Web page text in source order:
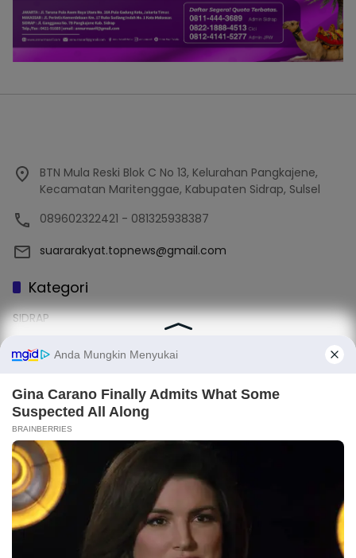
BTN Mula Reski Blok C No 13, Kelurahan Pangkajene,
Kecamatan Maritenggae, Kabupaten Sidrap, Sulsel
089602322421 - 081325938387
suararakyat.topnews@gmail.com
Kategori
SIDRAP
Terbaru
Sulsel
Enrekang
Label
#Sidrap
#Makassar
#Nasional
×